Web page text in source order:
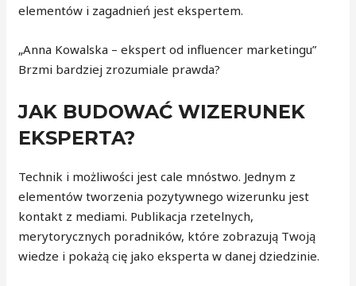
elementów i zagadnień jest ekspertem.
„Anna Kowalska – ekspert od influencer marketingu”
Brzmi bardziej zrozumiale prawda?
JAK BUDOWAĆ WIZERUNEK
EKSPERTA?
Technik i możliwości jest cale mnóstwo. Jednym z
elementów tworzenia pozytywnego wizerunku jest
kontakt z mediami. Publikacja rzetelnych,
merytorycznych poradników, które zobrazują Twoją
wiedze i pokażą cię jako eksperta w danej dziedzinie.